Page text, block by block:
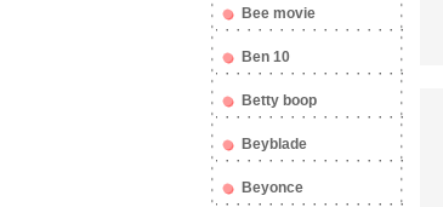
Bee movie
Ben 10
Betty boop
Beyblade
Beyonce